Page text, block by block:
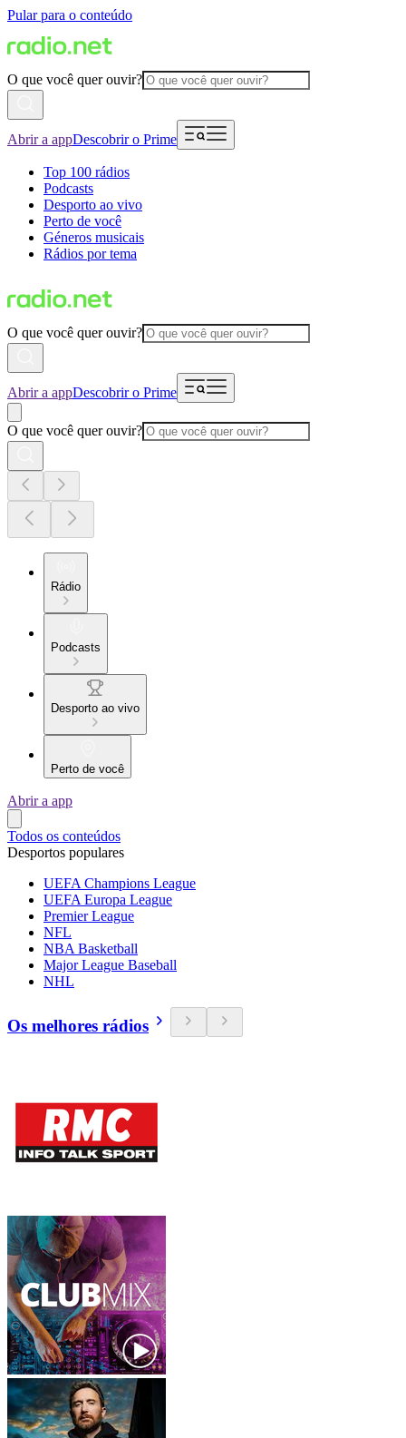
Pular para o conteúdo
O que você quer ouvir?
Abrir a appDescobrir o Prime
Top 100 rádios
Podcasts
Desporto ao vivo
Perto de você
Géneros musicais
Rádios por tema
O que você quer ouvir?
Abrir a appDescobrir o Prime
O que você quer ouvir?
Rádio
Podcasts
Desporto ao vivo
Perto de você
Abrir a app
Todos os conteúdos
Desportos populares
UEFA Champions League
UEFA Europa League
Premier League
NFL
NBA Basketball
Major League Baseball
NHL
Os melhores rádios